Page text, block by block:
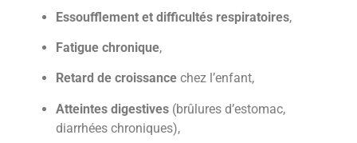
Essoufflement et difficultés respiratoires,
Fatigue chronique,
Retard de croissance chez l’enfant,
Atteintes digestives (brûlures d’estomac,
diarrhées chroniques),